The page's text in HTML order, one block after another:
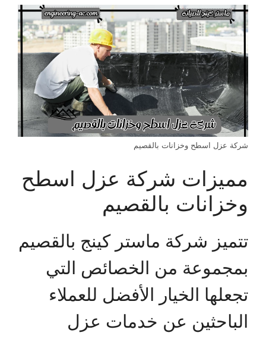
شركة عزل اسطح وخزانات بالقصيم
مميزات شركة عزل اسطح
وخزانات بالقصيم
تتميز شركة ماستر كينج بالقصيم
بمجموعة من الخصائص التي
تجعلها الخيار الأفضل للعملاء
الباحثين عن خدمات عزل